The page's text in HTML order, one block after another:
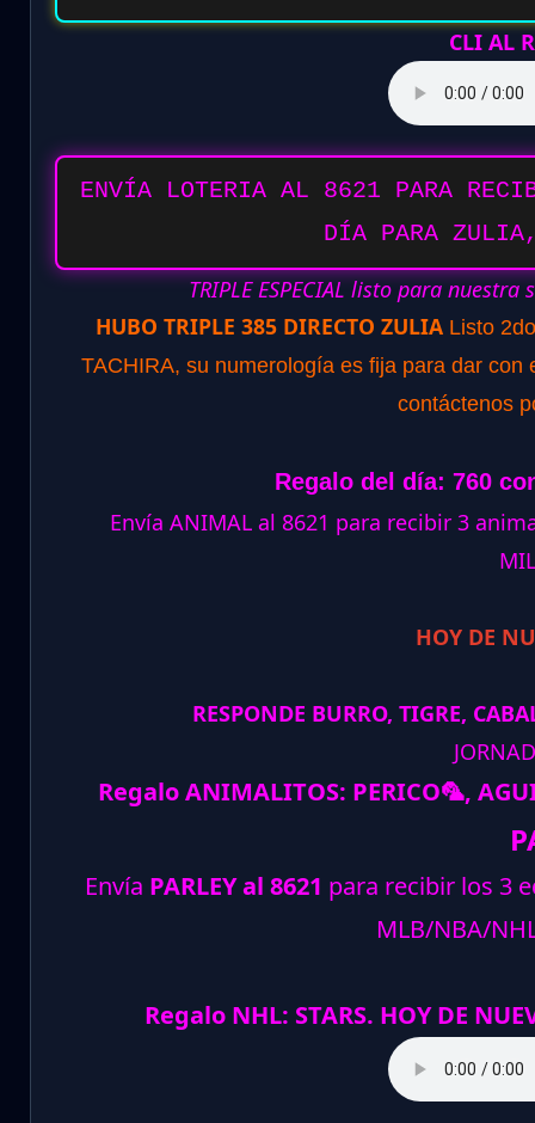
CLI AL
ENVÍA LOTERIA AL 8621 PARA
DÍA PARA
TRIPLE ESPECIAL listo para
HUBO TRIPLE 385 DIRECTO ZULIA Listo
TACHIRA, su numerología es fija para dar
contáctenos
Regalo del día: 760
Envía ANIMAL al 8621 para recibir 3
HOY DE
RESPONDE BURRO, TIGRE,
Regalo ANIMALITOS: PERICO🦜,
Envía PARLEY al 8621 para recibir los 3
MLB/NBA/
Regalo NHL: STARS. HOY DE